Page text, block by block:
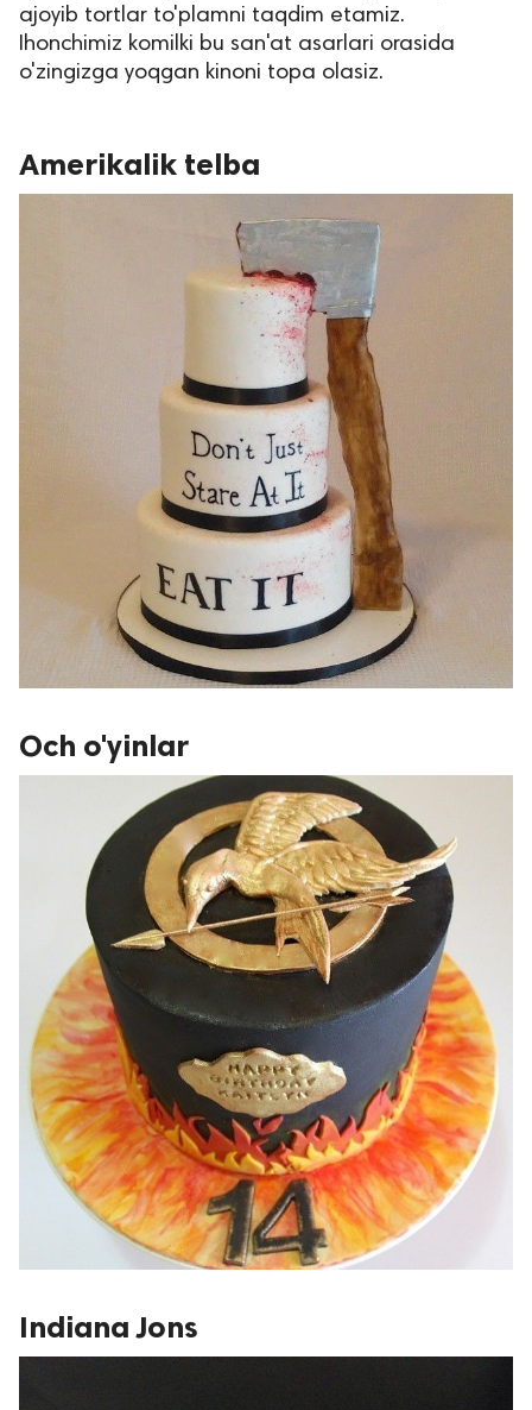
ajoyib tortlar to'plamni taqdim etamiz.
Ihonchimiz komilki bu san'at asarlari orasida
o'zingizga yoqgan kinoni topa olasiz.
Amerikalik telba
Och o'yinlar
Indiana Jons